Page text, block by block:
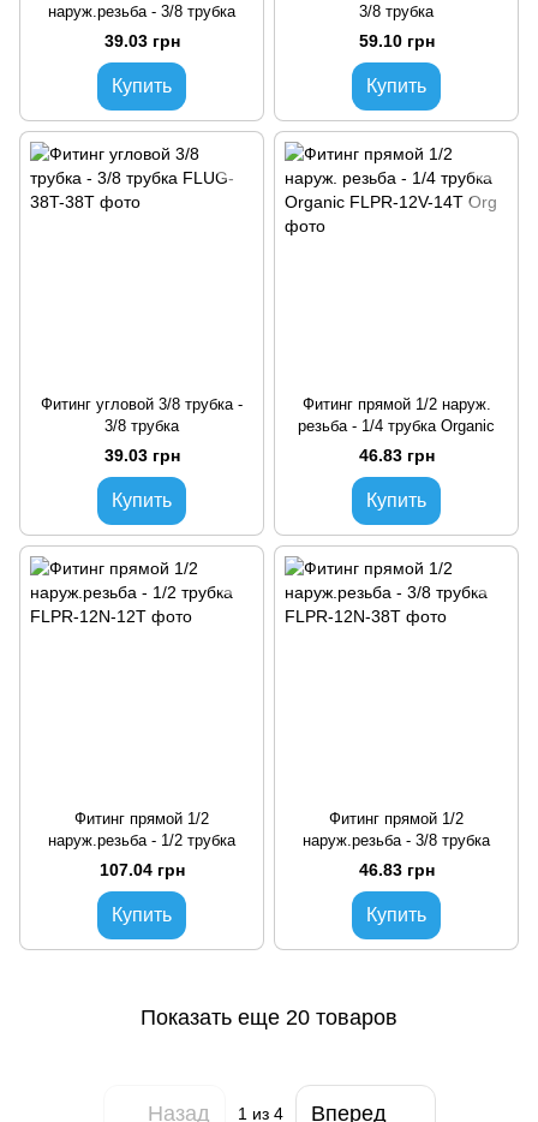
наруж.резьба - 3/8 трубка
39.03 грн
Купить
3/8 трубка
59.10 грн
Купить
Фитинг угловой 3/8 трубка -
3/8 трубка
39.03 грн
Купить
Фитинг прямой 1/2 наруж.
резьба - 1/4 трубка Organic
46.83 грн
Купить
Фитинг прямой 1/2
наруж.резьба - 1/2 трубка
107.04 грн
Купить
Фитинг прямой 1/2
наруж.резьба - 3/8 трубка
46.83 грн
Купить
Показать еще 20 товаров
Назад 1из 4 Вперед